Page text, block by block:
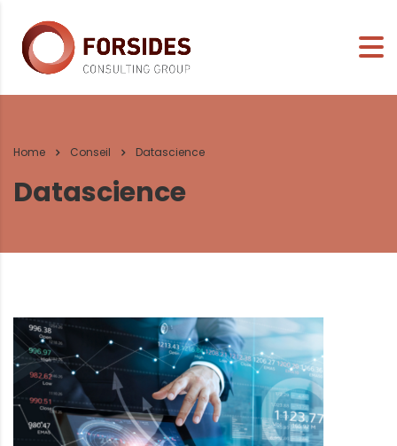
Home Conseil Datascience
Datascience